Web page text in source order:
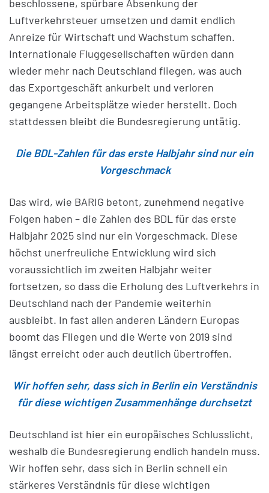
beschlossene, spürbare Absenkung der
Luftverkehrsteuer umsetzen und damit endlich
Anreize für Wirtschaft und Wachstum schaffen.
Internationale Fluggesellschaften würden dann
wieder mehr nach Deutschland fliegen, was auch
das Exportgeschäft ankurbelt und verloren
gegangene Arbeitsplätze wieder herstellt. Doch
stattdessen bleibt die Bundesregierung untätig.
Die BDL-Zahlen für das erste Halbjahr sind nur ein
Vorgeschmack
Das wird, wie BARIG betont, zunehmend negative
Folgen haben – die Zahlen des BDL für das erste
Halbjahr 2025 sind nur ein Vorgeschmack. Diese
höchst unerfreuliche Entwicklung wird sich
voraussichtlich im zweiten Halbjahr weiter
fortsetzen, so dass die Erholung des Luftverkehrs in
Deutschland nach der Pandemie weiterhin
ausbleibt. In fast allen anderen Ländern Europas
boomt das Fliegen und die Werte von 2019 sind
längst erreicht oder auch deutlich übertroffen.
Wir hoffen sehr, dass sich in Berlin ein Verständnis
für diese wichtigen Zusammenhänge durchsetzt
Deutschland ist hier ein europäisches Schlusslicht,
weshalb die Bundesregierung endlich handeln muss.
Wir hoffen sehr, dass sich in Berlin schnell ein
stärkeres Verständnis für diese wichtigen